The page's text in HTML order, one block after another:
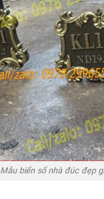
Mẫu biển số nhà đúc đẹp